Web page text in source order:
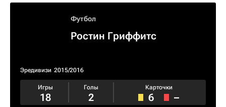
Футбол
Ростин Гриффитс
Эредивизи 2015/2016
Игры
18
Голы
2
Карточки
6 –